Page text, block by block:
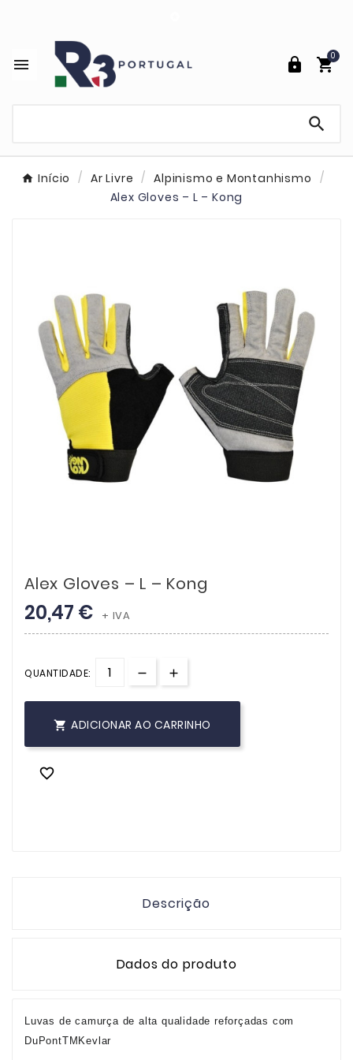
  
0

Início Ar Livre
Alpinismo e Montanhismo
Alex Gloves – L – Kong
Alex Gloves – L – Kong
20,47 € + IVA
QUANTIDADE:
 ADICIONAR AO CARRINHO

Descrição
Dados do produto
Luvas de camurça de alta qualidade reforçadas com
DuPontTMKevlar